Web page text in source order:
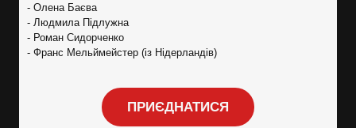
- Олена Баєва
- Людмила Підлужна
- Роман Сидорченко
- Франс Мельймейстер (із Нідерландів)
ПРИЄДНАТИСЯ